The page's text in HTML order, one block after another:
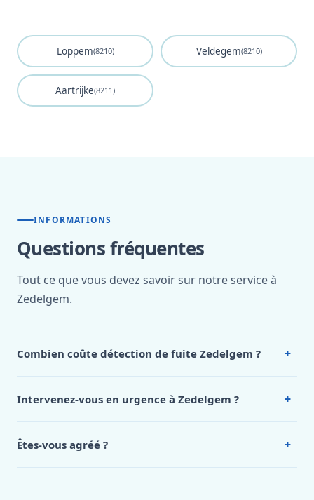
Loppem(8210) Veldegem(8210)
Aartrijke(8211)
INFORMATIONS
Questions fréquentes
Tout ce que vous devez savoir sur notre service à
Zedelgem.
Combien coûte détection de fuite Zedelgem ? +
Zedelgem, appelez le 0472 53 24 26.
Intervenez-vous en urgence à Zedelgem ? +
Êtes-vous agréé ? +